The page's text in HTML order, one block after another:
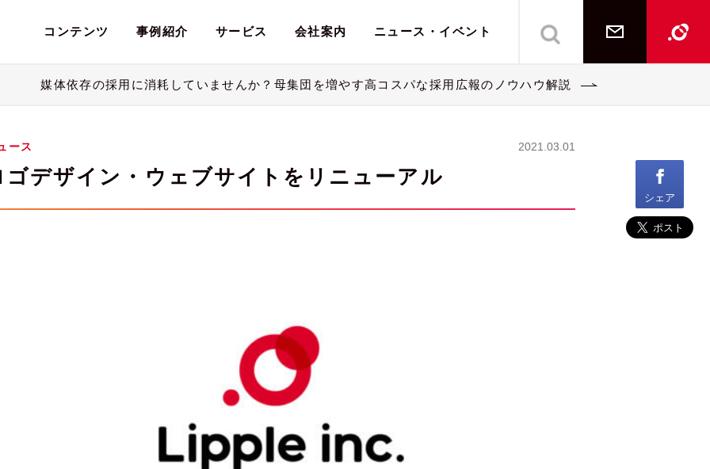
コンテンツ 事例紹介
Webコンサルティング
サービス
Webコンサルティング
会社案内 ニュース・イベント ご相談・お問い合
Lipple
媒体依存の採用に消耗していませんか？母集団を増やす高コスパな採用広報のノウハウ解説
ース 2021.03.01
ゴデザイン・ウェブサイトをリニューアル
シェア